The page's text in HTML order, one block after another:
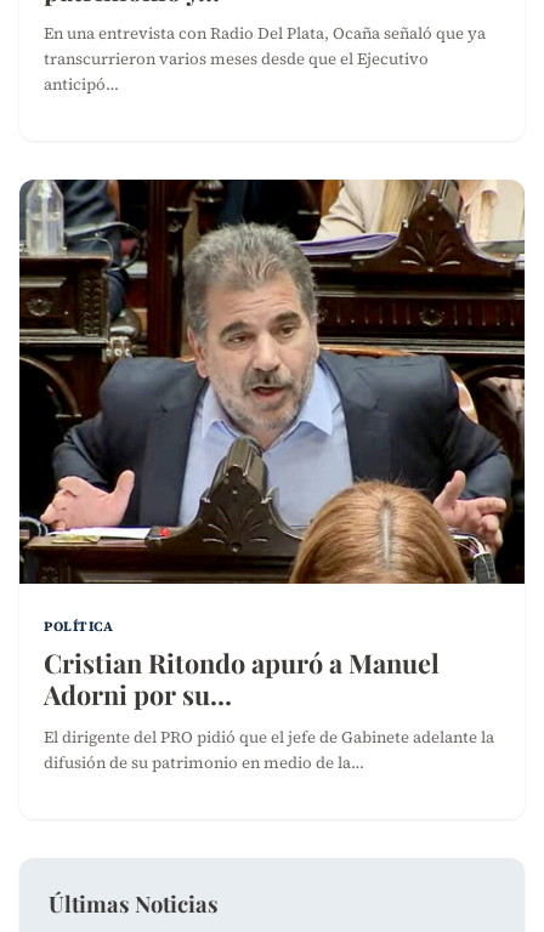
En una entrevista con Radio Del Plata, Ocaña señaló que ya
transcurrieron varios meses desde que el Ejecutivo
anticipó…
POLÍTICA
Cristian Ritondo apuró a Manuel
Adorni por su…
El dirigente del PRO pidió que el jefe de Gabinete adelante la
difusión de su patrimonio en medio de la…
Últimas Noticias